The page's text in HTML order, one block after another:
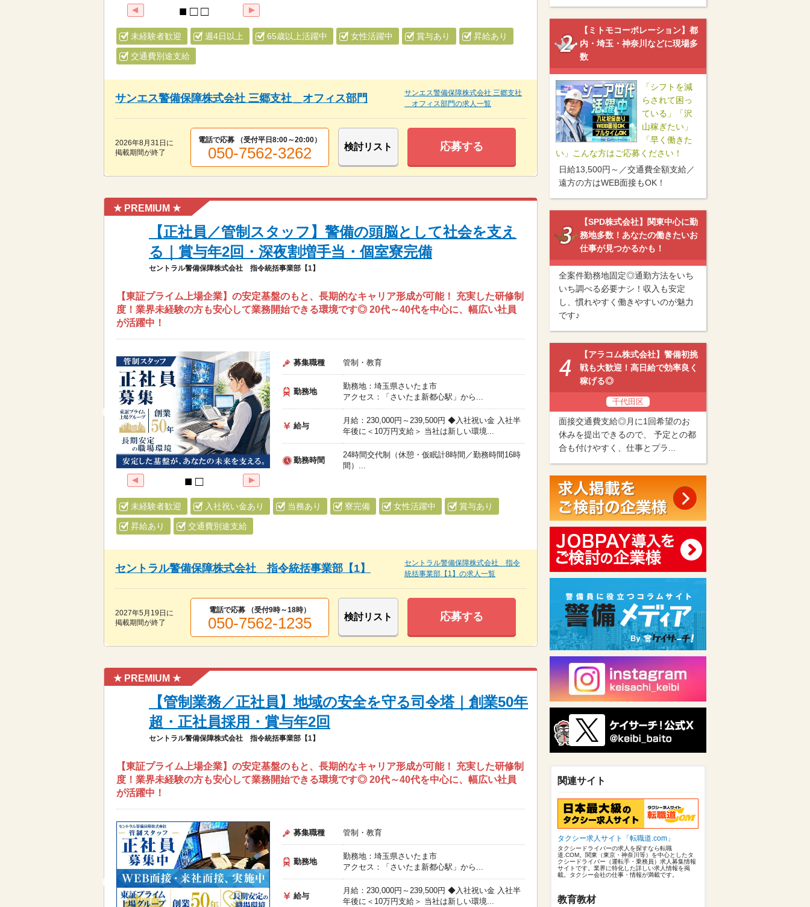
未経験者歓迎 週4日以上 65歳以上活躍中 女性活躍中 賞与あり 昇給あり
交通費別途支給
サンエス警備保障株式会社 三郷支社＿オフィス部門
サンエス警備保障株式会社 三郷支社
＿オフィス部門の求人一覧
2026年8月31日 に
掲載期間が終了
電話で応募 （受付平日8:00～20:00）
050-7562-3262 検討リスト 応募する
★ PREMIUM ★
【正社員／管制スタッフ】警備の頭脳として社会を支え
る｜賞与年2回・深夜割増手当・個室寮完備
セントラル警備保障株式会社 指令統括事業部【1】
【東証プライム上場企業】の安定基盤のもと、長期的なキャリア形成が可能！ 充実した研修制
度！業界未経験の方も安心して業務開始できる環境です◎ 20代～40代を中心に、幅広い社員
が活躍中！
募集職種 管制・教育
勤務地
勤務地：埼玉県さいたま市
アクセス：「さいたま新都心駅」から...
給与
月給：230,000円～239,500円 ◆入社祝い金 入社半
年後に＜10万円支給＞ 当社は新しい環境...
勤務時間
24時間交代制（休憩・仮眠計8時間／勤務時間16時
間）...
未経験者歓迎 入社祝い金あり 当務あり 寮完備 女性活躍中 賞与あり
昇給あり 交通費別途支給
セントラル警備保障株式会社 指令統括事業部【1】
セントラル警備保障株式会社 指令
統括事業部【1】の求人一覧
2027年5月19日 に
掲載期間が終了
電話で応募 （受付9時～18時）
050-7562-1235 検討リスト 応募する
★ PREMIUM ★
【管制業務／正社員】地域の安全を守る司令塔｜創業50年
超・正社員採用・賞与年2回
セントラル警備保障株式会社 指令統括事業部【1】
【東証プライム上場企業】の安定基盤のもと、長期的なキャリア形成が可能！ 充実した研修制
度！業界未経験の方も安心して業務開始できる環境です◎ 20代～40代を中心に、幅広い社員
が活躍中！
募集職種 管制・教育
勤務地
勤務地：埼玉県さいたま市
アクセス：「さいたま新都心駅」から...
給与
月給：230,000円～239,500円 ◆入社祝い金 入社半
年後に＜10万円支給＞ 当社は新しい環境...
【ミトモコーポレーション】都
内・埼玉・神奈川などに現場多
数
「シフトを減
らされて困っ
ている」「沢
山稼ぎたい」
「早く働きた
い」こんな方はご応募ください！
日給13,500円～／交通費全額支給／
遠方の方はWEB面接もOK！
【SPD株式会社】関東中心に勤
務地多数！あなたの働きたいお
仕事が見つかるかも！
全案件勤務地固定◎通勤方法をいち
いち調べる必要ナシ！収入も安定
し、慣れやすく働きやすいのが魅力
です♪
【アラコム株式会社】警備初挑
戦も大歓迎！高日給で効率良く
稼げる◎
千代田区
面接交通費支給◎月に1回希望のお
休みを提出できるので、 予定との都
合も付けやすく、仕事とプラ...
関連サイト
タクシー求人サイト「転職道.com」
タクシードライバーの求人を探すなら転職
道.COM。関東（東京・神奈川等）を中心としたタ
クシードライバー（運転手・乗務員）求人募集情報
サイトです。業界に特化した詳しい求人情報を掲
載。タクシー会社の仕事・情報が満載です。
教育教材